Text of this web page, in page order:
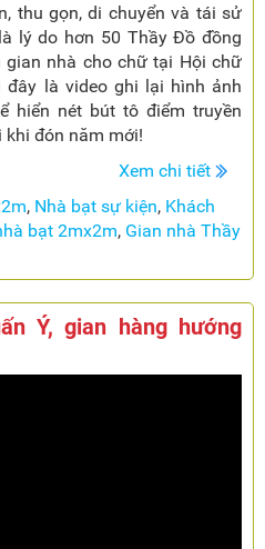
thu gọn, di chuyển và tái sử
lý do hơn 50 Thầy Đồ đồng
nhà cho chữ tại Hội chữ
đây là video ghi lại hình ảnh
hiển nét bút tô điểm truyền
đón năm mới!
Xem chi tiết
, Nhà bạt sự kiện, Khách
bạt 2mx2m, Gian nhà Thầy
Ý, gian hàng hướng